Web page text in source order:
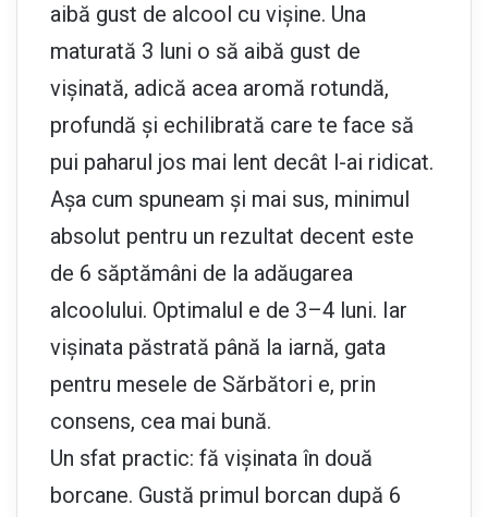
aibă gust de alcool cu vișine. Una
maturată 3 luni o să aibă gust de
vișinată, adică acea aromă rotundă,
profundă și echilibrată care te face să
pui paharul jos mai lent decât l-ai ridicat.
Așa cum spuneam și mai sus, minimul
absolut pentru un rezultat decent este
de 6 săptămâni de la adăugarea
alcoolului. Optimalul e de 3–4 luni. Iar
vișinata păstrată până la iarnă, gata
pentru mesele de Sărbători e, prin
consens, cea mai bună.
Un sfat practic: fă vișinata în două
borcane. Gustă primul borcan după 6